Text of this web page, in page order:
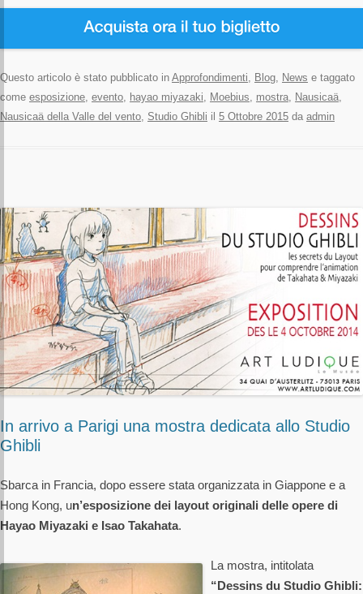
Questo articolo è stato pubblicato in Approfondimenti Blog News e taggato
come esposizione evento hayao miyazaki Moebius mostra Nausicaä
Nausicaä della Valle del vento Studio Ghibli il 5 Ottobre 2015 da admin
In arrivo a Parigi una mostra dedicata allo Studio
Ghibli
Sbarca in Francia, dopo essere stata organizzata in Giappone e a
Hong Kong, un’esposizione dei layout originali delle opere di
Hayao Miyazaki e Isao Takahata.
La mostra, intitolata
“Dessins du Studio Ghibli: